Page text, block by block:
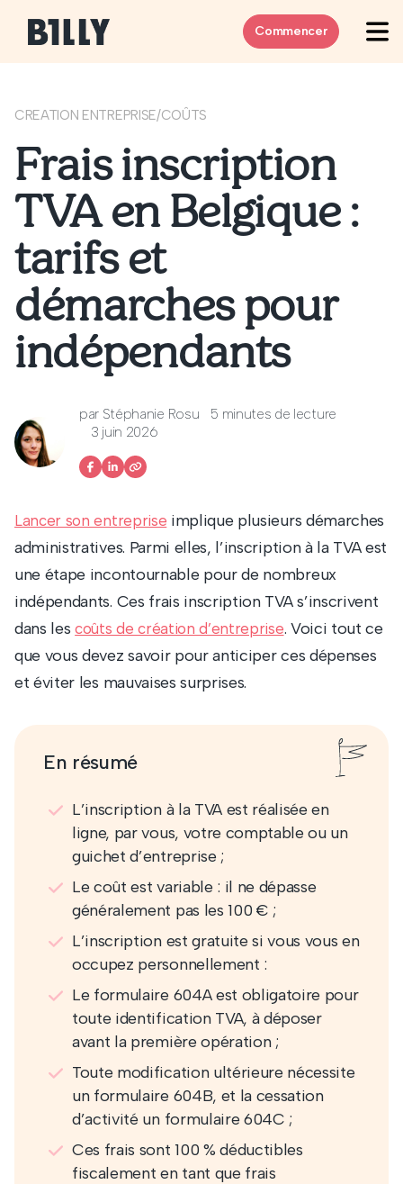
Commencer
CREATION ENTREPRISE/COÛTS
Frais inscription
TVA en Belgique :
tarifs et
démarches pour
indépendants
par Stéphanie Rosu
5 minutes de lecture
3 juin 2026
Lancer son entreprise implique plusieurs démarches
administratives. Parmi elles, l’inscription à la TVA est
une étape incontournable pour de nombreux
indépendants. Ces frais inscription TVA s’inscrivent
dans lescoûts de création d’entreprise. Voici tout ce
que vous devez savoir pour anticiper ces dépenses
et éviter les mauvaises surprises.
En résumé
L’inscription à la TVA est réalisée en
ligne, par vous, votre comptable ou un
guichet d’entreprise ;
Le coût est variable : il ne dépasse
généralement pas les 100 € ;
L’inscription est gratuite si vous vous en
occupez personnellement :
Le formulaire 604A est obligatoire pour
toute identification TVA, à déposer
avant la première opération ;
Toute modification ultérieure nécessite
un formulaire 604B, et la cessation
d’activité un formulaire 604C ;
Ces frais sont 100 % déductibles
fiscalement en tant que frais